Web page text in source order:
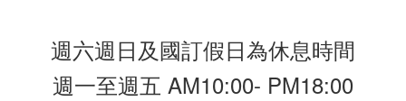
週六週日及國訂假日為休息時間
週一至週五 AM10:00- PM18:00